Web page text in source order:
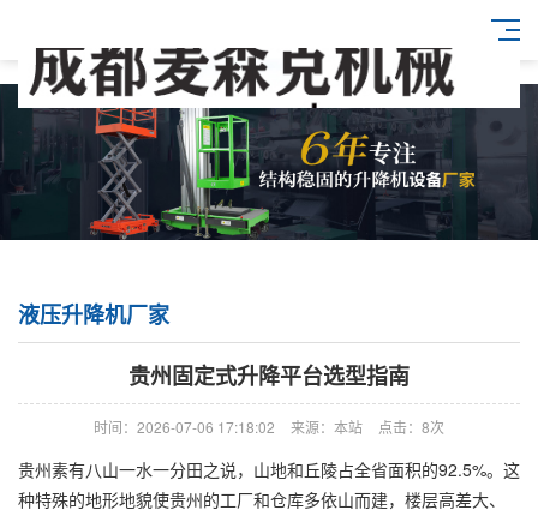
液压升降机厂家
贵州固定式升降平台选型指南
时间：2026-07-06 17:18:02 来源：本站 点击：8次
贵州素有八山一水一分田之说，山地和丘陵占全省面积的92.5%。这
种特殊的地形地貌使贵州的工厂和仓库多依山而建，楼层高差大、